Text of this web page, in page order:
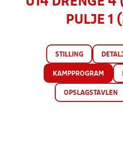
PULJE 1
STILLING
KAMPPROGRAM
OPSLAGSTAVLEN